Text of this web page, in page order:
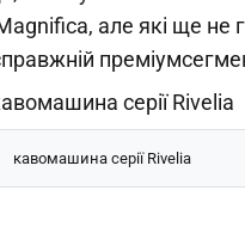
але які ще не
кавомашина серії Rivelia